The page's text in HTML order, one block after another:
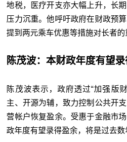
地税，医疗开支亦大幅上升，长
压力沉重。他呼吁政府在财政预
提到两元乘车优惠等措施对长者的
陈茂波：本财政年度有望
陈茂波表示，政府透过“加强版
主、开源为辅，致力控制公共开
营帐户恢复盈余。受惠于金融市
政年度有望录得盈余，将是过去数